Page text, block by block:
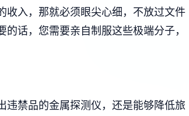
收入，那就必须眼尖心细，不放过文件
话，您需要亲自制服这些极端分子，
违禁品的金属探测仪，还是能够降低旅